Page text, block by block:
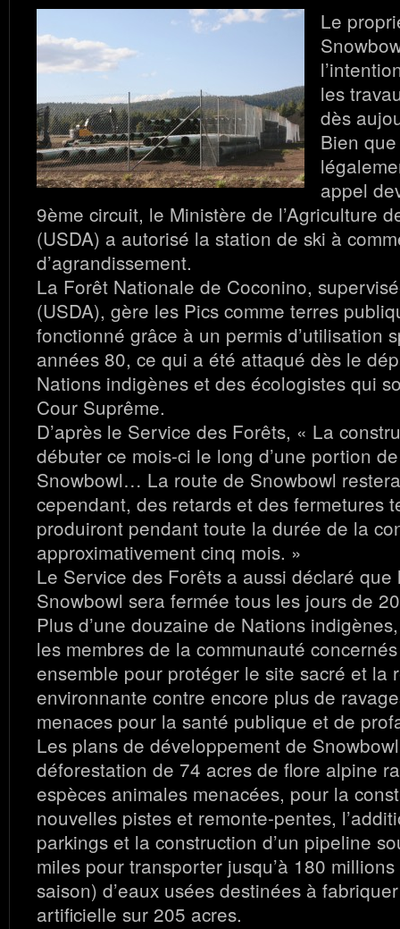
Le
les
dès
Bien
appel
9ème circuit, le Ministère de l’Agriculture
(USDA) a autorisé la station de ski à
d’agrandissement.
La Forêt Nationale de Coconino,
(USDA), gère les Pics comme terres
fonctionné grâce à un permis d’utilisation
années 80, ce qui a été attaqué dès le
Nations indigènes et des écologistes qui
Cour Suprême.
D’après le Service des Forêts, « La
débuter ce mois-ci le long d’une portion
Snowbowl… La route de Snowbowl
cependant, des retards et des fermetures
produiront pendant toute la durée de la
approximativement cinq mois. »
Le Service des Forêts a aussi déclaré que
Snowbowl sera fermée tous les jours de
Plus d’une douzaine de Nations
les membres de la communauté
ensemble pour protéger le site sacré et la
environnante contre encore plus de
menaces pour la santé publique et de
Les plans de développement de
déforestation de 74 acres de flore alpine
espèces animales menacées, pour la
nouvelles pistes et remonte-pentes,
parkings et la construction d’un pipeline
miles pour transporter jusqu’à 180
saison) d’eaux usées destinées à
artificielle sur 205 acres.